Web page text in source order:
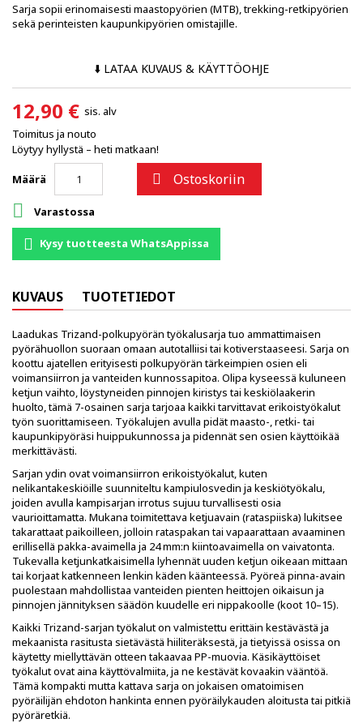
Sarja sopii erinomaisesti maastopyörien (MTB), trekking-retkipyörien
sekä perinteisten kaupunkipyörien omistajille.
⬇️ LATAA KUVAUS & KÄYTTÖOHJE
12,90 € sis. alv
Toimitus ja nouto
Löytyy hyllystä – heti matkaan!
Määrä  Ostoskoriin
 Varastossa
Kysy tuotteesta WhatsAppissa
KUVAUS TUOTETIEDOT
Laadukas Trizand-polkupyörän työkalusarja tuo ammattimaisen
pyörähuollon suoraan omaan autotalliisi tai kotiverstaaseesi. Sarja on
koottu ajatellen erityisesti polkupyörän tärkeimpien osien eli
voimansiirron ja vanteiden kunnossapitoa. Olipa kyseessä kuluneen
ketjun vaihto, löystyneiden pinnojen kiristys tai keskiölaakerin
huolto, tämä 7-osainen sarja tarjoaa kaikki tarvittavat erikoistyökalut
työn suorittamiseen. Työkalujen avulla pidät maasto-, retki- tai
kaupunkipyöräsi huippukunnossa ja pidennät sen osien käyttöikää
merkittävästi.
Sarjan ydin ovat voimansiirron erikoistyökalut, kuten
nelikantakeskiöille suunniteltu kampiulosvedin ja keskiötyökalu,
joiden avulla kampisarjan irrotus sujuu turvallisesti osia
vaurioittamatta. Mukana toimitettava ketjuavain (rataspiiska) lukitsee
takarattaat paikoilleen, jolloin rataspakan tai vapaarattaan avaaminen
erillisellä pakka-avaimella ja 24 mm:n kiintoavaimella on vaivatonta.
Tukevalla ketjunkatkaisimella lyhennät uuden ketjun oikeaan mittaan
tai korjaat katkenneen lenkin käden käänteessä. Pyöreä pinna-avain
puolestaan mahdollistaa vanteiden pienten heittojen oikaisun ja
pinnojen jännityksen säädön kuudelle eri nippakoolle (koot 10–15).
Kaikki Trizand-sarjan työkalut on valmistettu erittäin kestävästä ja
mekaanista rasitusta sietävästä hiiliteräksestä, ja tietyissä osissa on
käytetty miellyttävän otteen takaavaa PP-muovia. Käsikäyttöiset
työkalut ovat aina käyttövalmiita, ja ne kestävät kovaakin vääntöä.
Tämä kompakti mutta kattava sarja on jokaisen omatoimisen
pyöräilijän ehdoton hankinta ennen pyöräilykauden aloitusta tai pitkiä
pyöräretkiä.